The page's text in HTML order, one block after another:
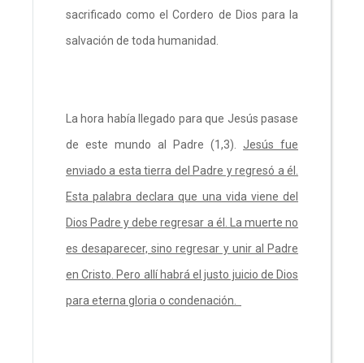
sacrificado como el Cordero de Dios para la
salvación de toda humanidad.
La hora había llegado para que Jesús pasase
de este mundo al Padre (1,3). Jesús fue
enviado a esta tierra del Padre y regresó a él.
Esta palabra declara que una vida viene del
Dios Padre y debe regresar a él. La muerte no
es desaparecer, sino regresar y unir al Padre
en Cristo. Pero allí habrá el justo juicio de Dios
para eterna gloria o condenación.